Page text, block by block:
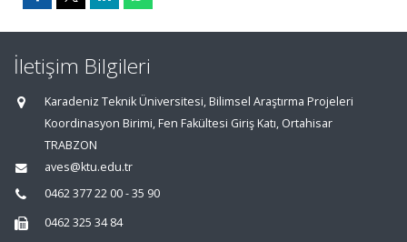
İletişim Bilgileri
Karadeniz Teknik Üniversitesi, Bilimsel Araştırma Projeleri
Koordinasyon Birimi, Fen Fakültesi Giriş Katı, Ortahisar
TRABZON
aves@ktu.edu.tr
0462 377 22 00 - 35 90
0462 325 34 84